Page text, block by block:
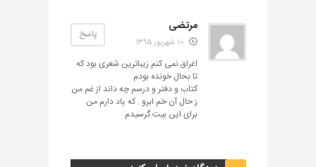
پاسخ مرتضی
اغراق نمی کنم زیباترین شعری بود که
تا بحال خونده بودم
کتاب و دفتر و درسم چه داند از غم من
ز حال آن خم ابرو . که یاد دارم من
برای این بیت گرسیدم